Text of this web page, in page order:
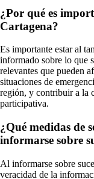
¿Por qué es
Cartagena?
Es importante estar al
informado sobre lo que
relevantes que pueden
situaciones de
región, y contribuir a la
participativa.
¿Qué medidas de
informarse sobre
Al informarse sobre
veracidad de la